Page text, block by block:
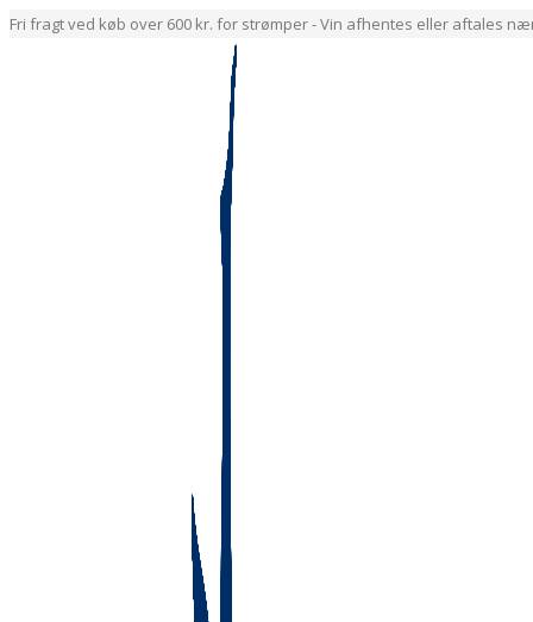
Fri fragt ved køb over 600 kr. for strømper - Vin afhentes eller aftales